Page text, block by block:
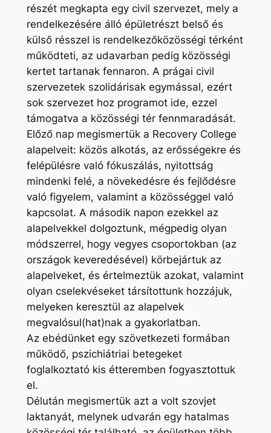
részét megkapta egy civil szervezet, mely a
rendelkezésére álló épületrészt belső és
külső résszel is rendelkezőközösségi térként
működteti, az udavarban pedig közösségi
kertet tartanak fennaron. A prágai civil
szervezetek szolidárisak egymással, ezért
sok szervezet hoz programot ide, ezzel
támogatva a közösségi tér fennmaradását.
Előző nap megismertük a Recovery College
alapelveit: közös alkotás, az erősségekre és
felépülésre való fókuszálás, nyitottság
mindenki felé, a növekedésre és fejlődésre
való figyelem, valamint a közösséggel való
kapcsolat. A második napon ezekkel az
alapelvekkel dolgoztunk, mégpedig olyan
módszerrel, hogy vegyes csoportokban (az
országok keveredésével) körbejártuk az
alapelveket, és értelmeztük azokat, valamint
olyan cselekvéseket társítottunk hozzájuk,
melyeken keresztül az alapelvek
megvalósul(hat)nak a gyakorlatban.
Az ebédünket egy szövetkezeti formában
működő, pszichiátriai betegeket
foglalkoztató kis étteremben fogyasztottuk
el.
Délután megismertük azt a volt szovjet
laktanyát, melynek udvarán egy hatalmas